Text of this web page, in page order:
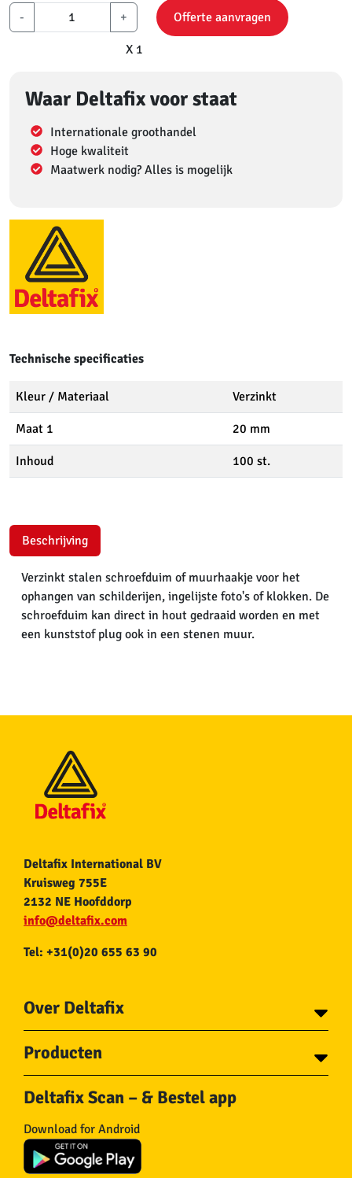
- +
X 1
Offerte aanvragen
Waar Deltafix voor staat
Internationale groothandel
Hoge kwaliteit
Maatwerk nodig? Alles is mogelijk
Technische specificaties
Kleur / Materiaal Verzinkt
Maat 1 20 mm
Inhoud 100 st.
Beschrijving
Verzinkt stalen schroefduim of muurhaakje voor het
ophangen van schilderijen, ingelijste foto's of klokken. De
schroefduim kan direct in hout gedraaid worden en met
een kunststof plug ook in een stenen muur.
Deltafix International BV
Kruisweg 755E
2132 NE Hoofddorp
info@deltafix.com
Tel: +31(0)20 655 63 90
Over Deltafix
Voor gemeentes
Over Deltafix
Producten
Schroeven
Bouten
Draadnagels
Pluggen
Ketting en Toebehoren
Deltafix Scan – & Bestel app
Download for Android